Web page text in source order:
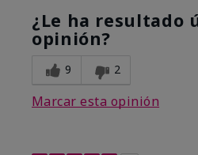
¿Le ha resultado
opinión?
9 2
Marcar esta opinión